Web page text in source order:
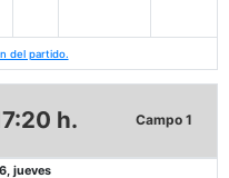
del partido.
h. Campo 1
jueves